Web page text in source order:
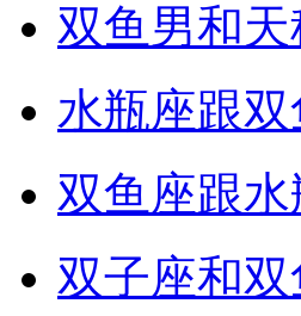
双鱼男和
水瓶座跟
双鱼座跟
双子座和